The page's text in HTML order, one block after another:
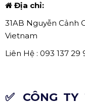
Địa chỉ:
31AB Nguyễn Cảnh
Vietnam
Liên Hệ : 093 137 29
✅ CÔNG TY